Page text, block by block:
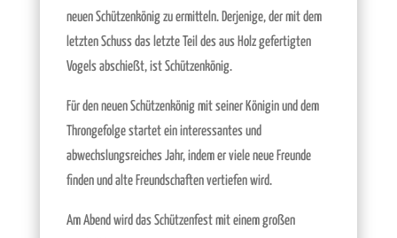
neuen Schützenkönig zu ermitteln. Derjenige, der mit dem
letzten Schuss das letzte Teil des aus Holz gefertigten
Vogels abschießt, ist Schützenkönig.
Für den neuen Schützenkönig mit seiner Königin und dem
Throngefolge startet ein interessantes und
abwechslungsreiches Jahr, indem er viele neue Freunde
finden und alte Freundschaften vertiefen wird.
Am Abend wird das Schützenfest mit einem großen